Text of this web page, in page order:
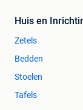
Huis en
Zetels
Bedden
Stoelen
Tafels